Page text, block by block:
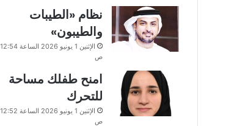
نظام «الطيبات
والطيبون»
الإثنين 1 يونيو 2026 الساعة 12:54
ص
امنح طفلك مساحة
للتحرك
الإثنين 1 يونيو 2026 الساعة 12:52
ص